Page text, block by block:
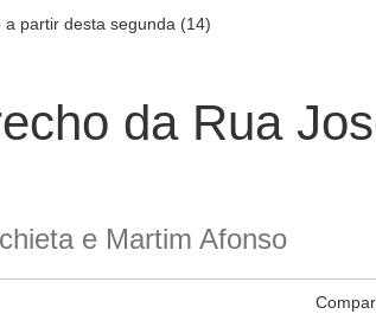
partir desta segunda (14)
da Rua
e Martim Afonso